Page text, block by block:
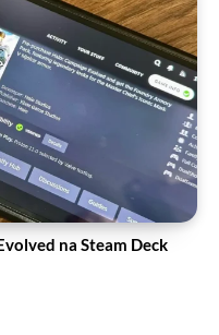
na Steam Deck